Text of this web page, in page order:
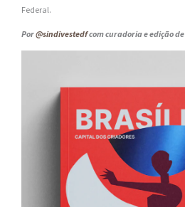
Federal.
Por@sindivestedfcom curadoria e edição de